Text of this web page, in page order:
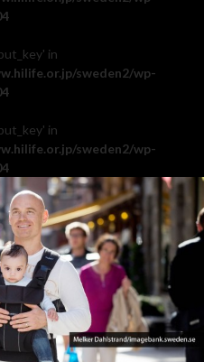
in
sweden2/wp-
in
sweden2/wp-